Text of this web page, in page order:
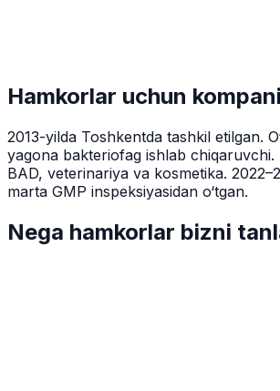
Hamkorlar uchun
2013-yilda Toshkentda tashkil etilgan.
yagona bakteriofag ishlab chiqaruvchi.
BAD, veterinariya va kosmetika.
marta GMP inspeksiyasidan o‘tgan.
Nega hamkorlar bizni